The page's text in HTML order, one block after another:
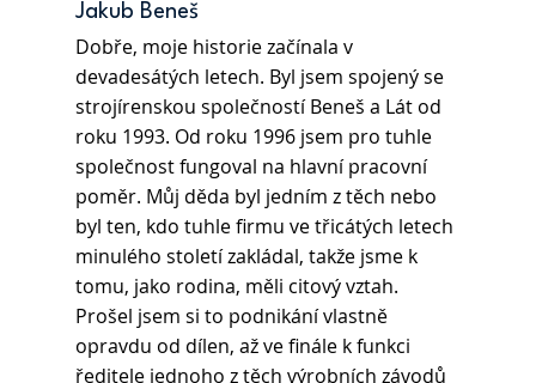
Jakub Beneš
Dobře, moje historie začínala v
devadesátých letech. Byl jsem spojený se
strojírenskou společností Beneš a Lát od
roku 1993. Od roku 1996 jsem pro tuhle
společnost fungoval na hlavní pracovní
poměr. Můj děda byl jedním z těch nebo
byl ten, kdo tuhle firmu ve třicátých letech
minulého století zakládal, takže jsme k
tomu, jako rodina, měli citový vztah.
Prošel jsem si to podnikání vlastně
opravdu od dílen, až ve finále k funkci
ředitele jednoho z těch výrobních závodů